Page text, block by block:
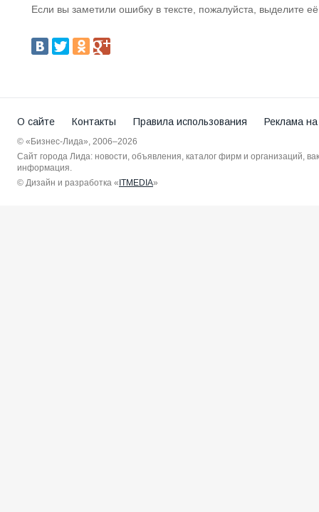
Если вы заметили ошибку в тексте, пожалуйста, выделите
О сайте Контакты Правила использования Реклама
© «Бизнес-Лида», 2006–2026
Сайт города Лида: новости, объявления, каталог фирм и организаций,
информация.
© Дизайн и разработка «ITMEDIA»